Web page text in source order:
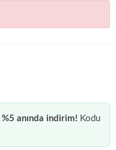
%5 anında indirim! Kodu